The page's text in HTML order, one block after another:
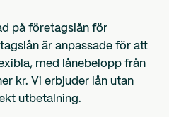
på företagslån för
är anpassade för att
med lånebelopp från
kr. Vi erbjuder lån utan
utbetalning.